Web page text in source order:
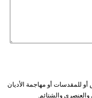
للمقدسات أو مهاجمة الأديان
والعنصري والشتائم.